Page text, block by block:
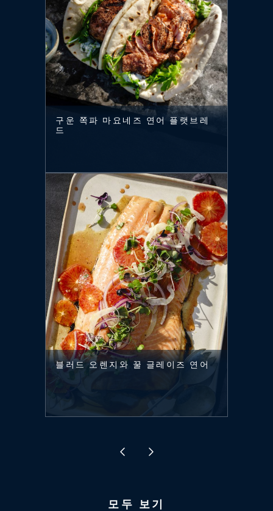
구운 쪽파 마요네즈 연어 플랫브레
드
블러드 오렌지와 꿀 글레이즈 연어
모두 보기